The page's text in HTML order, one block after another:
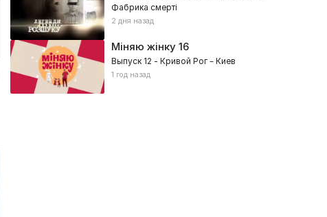
Фабрика смерті
2 дня назад
Міняю жінку16
Выпуск 12 - Кривой Рог – Киев
1 год назад